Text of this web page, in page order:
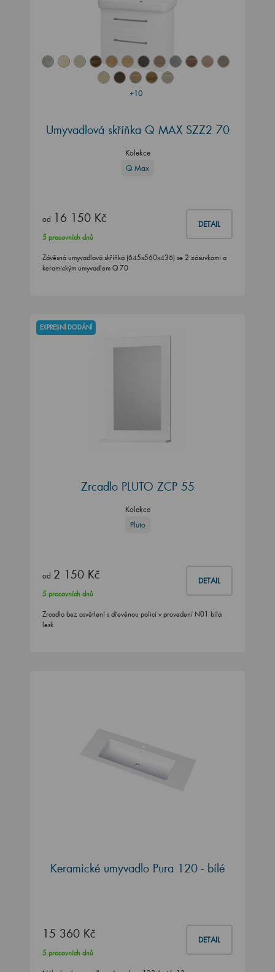
+10
Umyvadlová skříňka Q MAX SZZ2 70
Kolekce
Q Max
od 16 150 Kč DETAIL
5 pracovních dnů
Závěsná umyvadlová skříňka (645x560x436) se 2 zásuvkami a
keramickým umyvadlem Q 70
EXPRESNÍ DODÁNÍ
Zrcadlo PLUTO ZCP 55
Kolekce
Pluto
od 2 150 Kč DETAIL
5 pracovních dnů
Zrcadlo bez osvětlení s dřevěnou policí v provedení N01 bílá
lesk
Keramické umyvadlo Pura 120 - bílé
15 360 Kč DETAIL
5 pracovních dnů